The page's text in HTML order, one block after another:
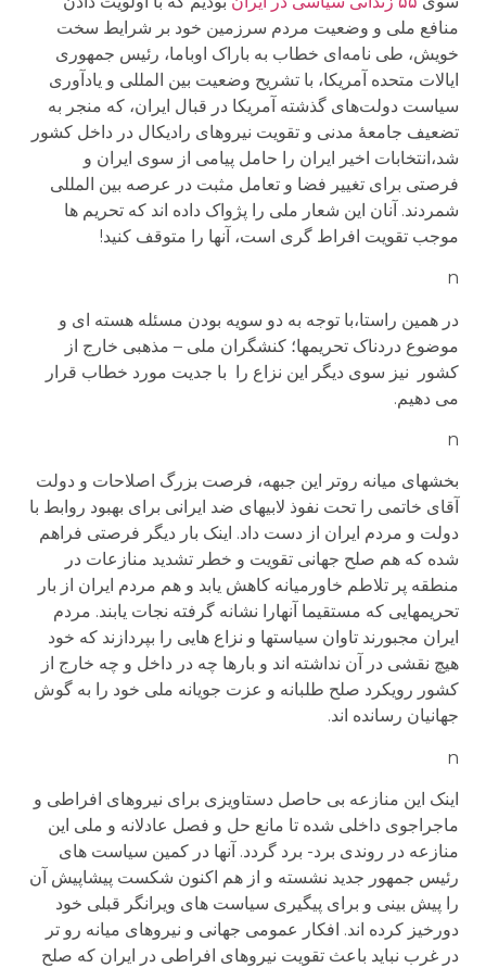
منافع ملی و وضعیت مردم سرزمین خود بر شرایط سخت
خویش، طی نامه‌ای خطاب به باراک اوباما، رئیس جمهوری
ایالات متحده آمریکا، با تشریح وضعیت بین المللی و یادآوری
سیاست‌ دولت‌های گذشته آمریکا در قبال ایران، که منجر به
تضعیف جامعهٔ مدنی و تقویت نیروهای رادیکال در داخل کشور
شد،انتخابات اخیر ایران را حامل پیامی از سوی ایران و
فرصتی برای تغییر فضا و تعامل مثبت در عرصه بین المللی
شمردند. آنان این شعار ملی را پژواک داده اند که تحریم ها
موجب تقویت افراط گری است، آنها را متوقف کنید!
n
در همین راستا،با توجه به دو سویه بودن مسئله هسته ای و
موضوع دردناک تحریمها؛ کنشگران ملی – مذهبی خارج از
کشور نیز سوی دیگر این نزاع را با جدیت مورد خطاب قرار
می دهیم.
n
بخشهای میانه روتر این جبهه، فرصت بزرگ اصلاحات و دولت
آقای خاتمی را تحت نفوذ لابیهای ضد ایرانی برای بهبود روابط با
دولت و مردم ایران از دست داد. اینک بار دیگر فرصتی فراهم
شده که هم صلح جهانی تقویت و خطر تشدید منازعات در
منطقه پر تلاطم خاورمیانه کاهش یابد و هم مردم ایران از بار
تحریمهایی که مستقیما آنهارا نشانه گرفته نجات یابند. مردم
ایران مجبورند تاوان سیاستها و نزاع هایی را بپردازند که خود
هیچ نقشی در آن نداشته اند و بارها چه در داخل و چه خارج از
کشور رویکرد صلح طلبانه و عزت جویانه ملی خود را به گوش
جهانیان رسانده اند.
n
اینک این منازعه بی حاصل دستاویزی برای نیروهای افراطی و
ماجراجوی داخلی شده تا مانع حل و فصل عادلانه و ملی این
منازعه در روندی برد- برد گردد. آنها در کمین سیاست های
رئیس جمهور جدید نشسته و از هم اکنون شکست پیشاپیش آن
را پیش بینی و برای پیگیری سیاست های ویرانگر قبلی خود
دورخیز کرده اند. افکار عمومی جهانی و نیروهای میانه رو تر
در غرب نباید باعث تقویت نیروهای افراطی در ایران که صلح